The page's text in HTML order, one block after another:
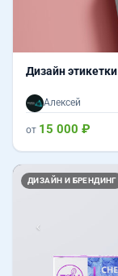
Дизайн этикетки
Алексей
от 15 000 ₽
ДИЗАЙН И БРЕНДИНГ
Назад